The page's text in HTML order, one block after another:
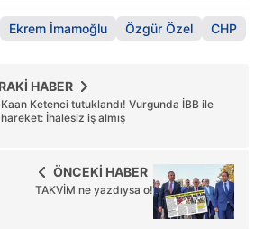
Ekrem İmamoğlu Özgür Özel CHP
HABER
Ketenci tutuklandı! Vurgunda İBB ile
İhalesiz iş almış
ÖNCEKİ HABER
TAKVİM ne yazdıysa o!